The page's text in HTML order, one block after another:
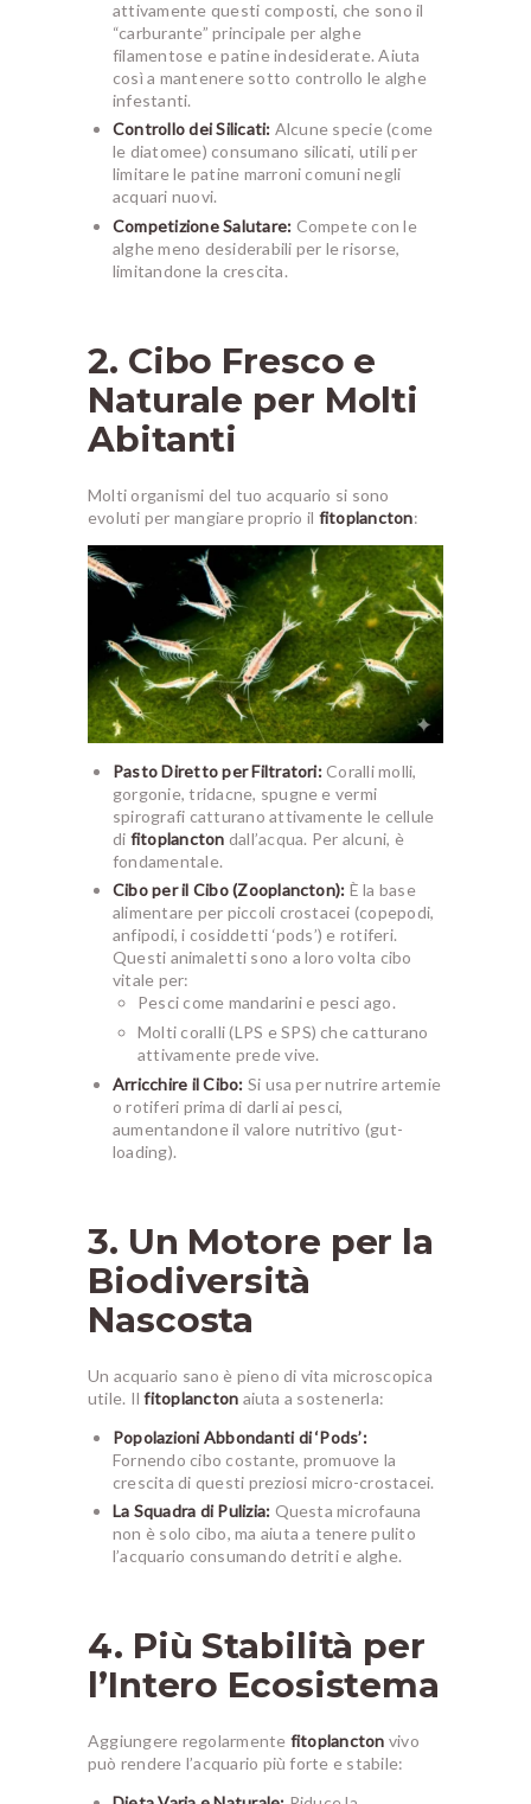
attivamente questi composti, che sono il
“carburante” principale per alghe
filamentose e patine indesiderate. Aiuta
così a mantenere sotto controllo le alghe
infestanti.
Controllo dei Silicati: Alcune specie (come
le diatomee) consumano silicati, utili per
limitare le patine marroni comuni negli
acquari nuovi.
Competizione Salutare: Compete con le
alghe meno desiderabili per le risorse,
limitandone la crescita.
2. Cibo Fresco e
Naturale per Molti
Abitanti
Molti organismi del tuo acquario si sono
evoluti per mangiare proprio il fitoplancton:
Pasto Diretto per Filtratori:Coralli molli,
gorgonie, tridacne, spugne e vermi
spirografi catturano attivamente le cellule
di fitoplancton dall’acqua. Per alcuni, è
fondamentale.
Cibo per il Cibo (Zooplancton): È la base
alimentare per piccoli crostacei (copepodi,
anfipodi, i cosiddetti ‘pods’) e rotiferi.
Questi animaletti sono a loro volta cibo
vitale per:
Pesci come mandarini e pesci ago.
Molti coralli (LPS e SPS) che catturano
attivamente prede vive.
Arricchire il Cibo: Si usa per nutrire artemie
o rotiferi prima di darli ai pesci,
aumentandone il valore nutritivo (gut-
loading).
3. Un Motore per la
Biodiversità
Nascosta
Un acquario sano è pieno di vita microscopica
utile. Ilfitoplancton aiuta a sostenerla:
Popolazioni Abbondanti di ‘Pods’:
Fornendo cibo costante, promuove la
crescita di questi preziosi micro-crostacei.
La Squadra di Pulizia: Questa microfauna
non è solo cibo, ma aiuta a tenere pulito
l’acquario consumando detriti e alghe.
4. Più Stabilità per
l’Intero Ecosistema
Aggiungere regolarmente fitoplancton vivo
può rendere l’acquario più forte e stabile: